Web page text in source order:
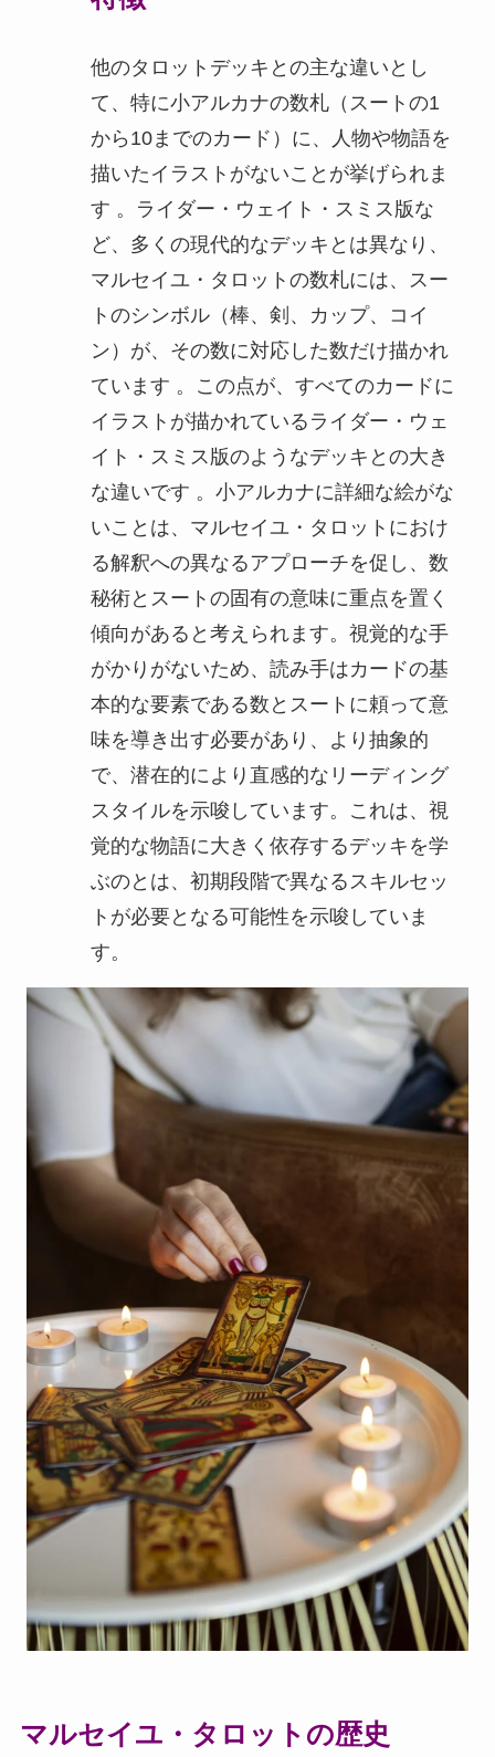
他のタロットデッキとの主な違いとし
て、特に小アルカナの数札（スートの1
から10までのカード）に、人物や物語を
描いたイラストがないことが挙げられま
す 。ライダー・ウェイト・スミス版な
ど、多くの現代的なデッキとは異なり、
マルセイユ・タロットの数札には、スー
トのシンボル（棒、剣、カップ、コイ
ン）が、その数に対応した数だけ描かれ
ています 。この点が、すべてのカードに
イラストが描かれているライダー・ウェ
イト・スミス版のようなデッキとの大き
な違いです 。小アルカナに詳細な絵がな
いことは、マルセイユ・タロットにおけ
る解釈への異なるアプローチを促し、数
秘術とスートの固有の意味に重点を置く
傾向があると考えられます。視覚的な手
がかりがないため、読み手はカードの基
本的な要素である数とスートに頼って意
味を導き出す必要があり、より抽象的
で、潜在的により直感的なリーディング
スタイルを示唆しています。これは、視
覚的な物語に大きく依存するデッキを学
ぶのとは、初期段階で異なるスキルセッ
トが必要となる可能性を示唆していま
す。
マルセイユ・タロットの歴史